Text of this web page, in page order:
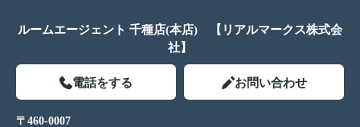
ルームエージェント 千種店(本店) 【リアルマークス株式会
社】
電話をする お問い合わせ
〒460-0007